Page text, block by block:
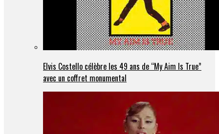
Elvis Costello célèbre les 49 ans de “My Aim Is True”
avec un coffret monumental